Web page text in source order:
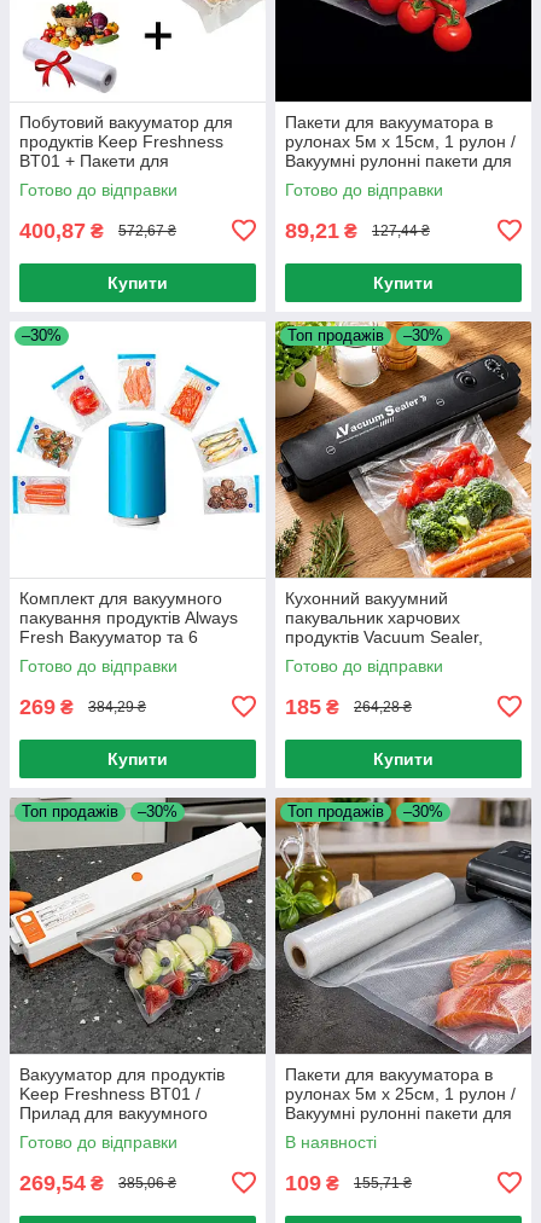
Побутовий вакууматор для
продуктів Keep Freshness
BT01 + Пакети для
вакууматора в рулоні 5м х
25см
Готово до відправки
400,87 ₴ 572,67 ₴
Купити
Пакети для вакууматора в
рулонах 5м х 15см, 1 рулон /
Вакуумні рулонні пакети для
зберігання їжі
Готово до відправки
89,21 ₴ 127,44 ₴
Купити
–30%
Комплект для вакуумного
пакування продуктів Always
Fresh Вакууматор та 6
пакетів / Вакуумні пакети
Готово до відправки
269 ₴ 384,29 ₴
Купити
Топ продажів –30%
Кухонний вакуумний
пакувальник харчових
продуктів Vacuum Sealer,
Чорний / Вакууматор
Готово до відправки
185 ₴ 264,28 ₴
Купити
Топ продажів –30%
Вакууматор для продуктів
Keep Freshness BT01 /
Прилад для вакуумного
пакування продуктів
Готово до відправки
269,54 ₴ 385,06 ₴
Топ продажів –30%
Пакети для вакууматора в
рулонах 5м х 25см, 1 рулон /
Вакуумні рулонні пакети для
зберігання їжі
В наявності
109 ₴ 155,71 ₴